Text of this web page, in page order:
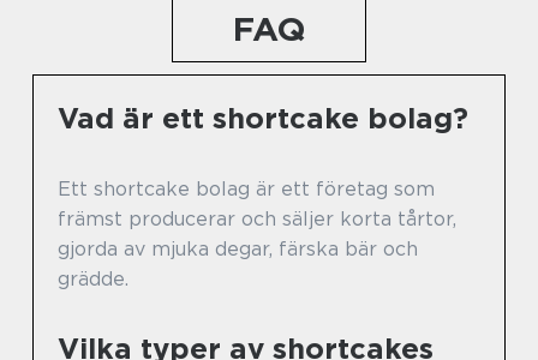
FAQ
Vad är ett shortcake bolag?
Ett shortcake bolag är ett företag som
främst producerar och säljer korta tårtor,
gjorda av mjuka degar, färska bär och
grädde.
Vilka typer av shortcakes